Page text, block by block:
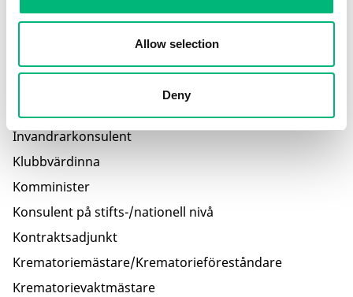
Allow selection
Deny
Hälsoinformatör
Hälso- och sjukvårdskurator
Hälsopedagog
Integrationshandläggare
Invandrarkonsulent
Klubbvärdinna
Komminister
Konsulent på stifts-/nationell nivå
Kontraktsadjunkt
Krematoriemästare/Krematorieföreståndare
Krematorievaktmästare